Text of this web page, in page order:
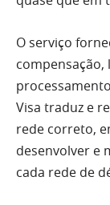
O serviço
Visa traduz e
rede correto,
desenvolver e
cada rede de